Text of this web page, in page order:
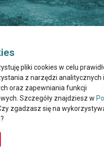
pliki cookies w celu
z narzędzi analitycznych i
oraz zapewniania funkcji
Szczegóły znajdziesz w
zgadzasz się na